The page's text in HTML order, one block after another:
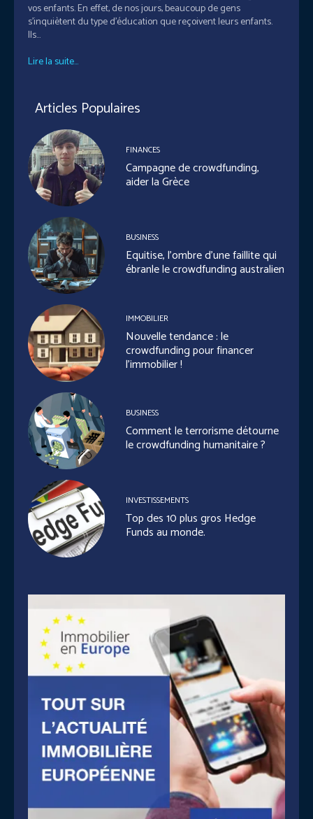
vos enfants. En effet, de nos jours, beaucoup de gens
s'inquiètent du type d'éducation que reçoivent leurs enfants.
Ils...
Lire la suite...
Articles Populaires
FINANCES
Campagne de crowdfunding,
aider la Grèce
BUSINESS
Equitise, l’ombre d’une faillite qui
ébranle le crowdfunding australien
IMMOBILIER
Nouvelle tendance : le
crowdfunding pour financer
l’immobilier !
BUSINESS
Comment le terrorisme détourne
le crowdfunding humanitaire ?
INVESTISSEMENTS
Top des 10 plus gros Hedge
Funds au monde.